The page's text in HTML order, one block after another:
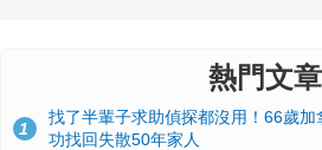
熱門文章
1
找了半輩子求助偵探都沒用！66歲
功找回失散50年家人